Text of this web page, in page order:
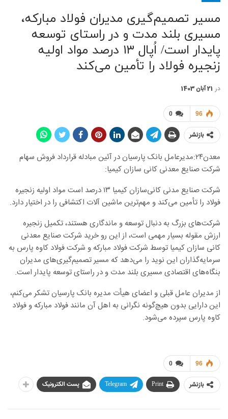
مسیر تصمیم‌گیری مدیران فولاد مبارکه،
مسیری بلند مدت و در راستای توسعه
پایدار است/ اُپال ۱۳ درصد مواد اولیه
زنجیره فولاد را تأمین می‌کند
در 21 آبان 1403
0 96
بازنشر
معدن۲۴:مدیرعامل بانک پارسیان در آئین مبادله قرارداد فروش سهام
شرکت صنایع معدنی کانی سازان کیمیا:
شرکت صنایع مدنی کانی‌سازان کیمیا ۱۳ درصد است مواد اولیه زنجیره
فولاد را تأمین می‌کند و مهم‌ترین ماشین آلات اکتشافی را در اختیار دارد.
شرکت‌های بزرگ به دنبال توسعه و ماندگاری هستند، تکمیل زنجیره
ارزش مقوله بسیار مهمی است، از این رو خرید شرکت صنایع معدنی
کانی سازان کیمیا توسط شرکت فولاد مبارکه و شرکت فولاد کاوه پارس به
سرمایه‌گذاران این نوید را می‌دهد که مسیر تصمیم‌گیری‌های مدیران
بنگاه‌های اقتصادی مسیری بلند مدت و در راستای توسعه پایدار است.
از مدیران عامل قبلی و اعضای هیأت مدیره بانک پارسیان تشکر می‌کنم،
این دارایی بدون هیچ‌گونه نگرانی به اهل آن مانند فولاد مبارکه و فولاد
کاوه پارس سپرده می‌شود.
0 96
بازنشر Print
Telegram پست الکترونیک